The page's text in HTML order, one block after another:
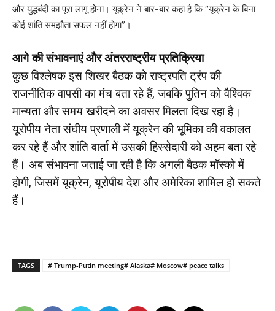
और युद्धबंदी का पूरा लागू होना। यूक्रेन ने बार-बार कहा है कि “यूक्रेन के बिना
कोई शांति समझौता सफल नहीं होगा”।
आगे की संभावनाएं और अंतरराष्ट्रीय प्रतिक्रिया
कुछ विश्लेषक इस शिखर बैठक को राष्ट्रपति ट्रंप की
राजनीतिक वापसी का मंच बता रहे हैं, जबकि पुतिन को वैश्विक
मान्यता और समय खरीदने का अवसर मिलता दिख रहा है।
यूरोपीय नेता संघीय प्रणाली में यूक्रेन की भूमिका की वकालत
कर रहे हैं और शांति वार्ता में उसकी हिस्सेदारी को अहम बता रहे
हैं। अब संभावना जताई जा रही है कि अगली बैठक मॉस्को में
होगी, जिसमें यूक्रेन, यूरोपीय देश और अमेरिका शामिल हो सकते
हैं।
TAGS # Trump-Putin meeting# Alaska# Moscow# peace talks